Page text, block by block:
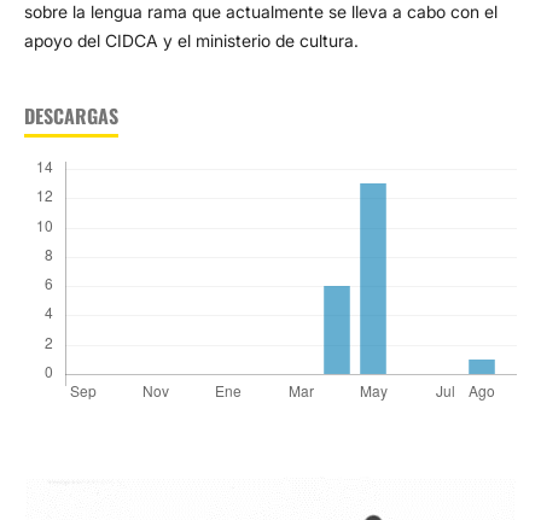
sobre la lengua rama que actualmente se lleva a cabo con el
apoyo del CIDCA y el ministerio de cultura.
DESCARGAS